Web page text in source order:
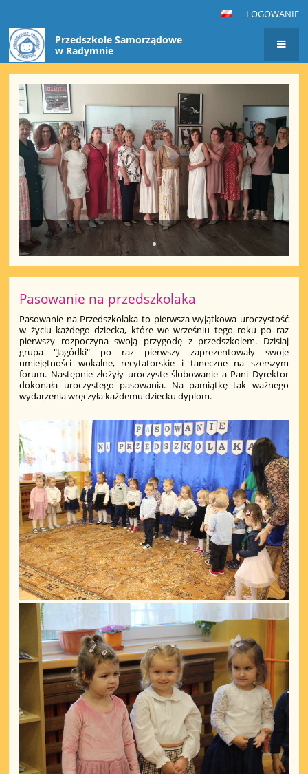
LOGOWANIE
Przedszkole Samorządowe
w Radymnie
Strona
główna
Pasowanie na przedszkolaka
Pasowanie na Przedszkolaka to pierwsza wyjątkowa uroczystość
w życiu każdego dziecka, które we wrześniu tego roku po raz
pierwszy rozpoczyna swoją przygodę z przedszkolem. Dzisiaj
grupa "Jagódki" po raz pierwszy zaprezentowały swoje
umiejętności wokalne, recytatorskie i taneczne na szerszym
forum. Następnie złożyły uroczyste ślubowanie a Pani Dyrektor
dokonała uroczystego pasowania. Na pamiątkę tak ważnego
wydarzenia wręczyła każdemu dziecku dyplom.